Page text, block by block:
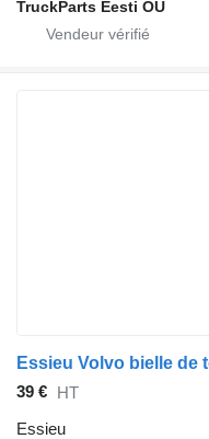
TruckParts Eesti OÜ
39 € HT
Essieu